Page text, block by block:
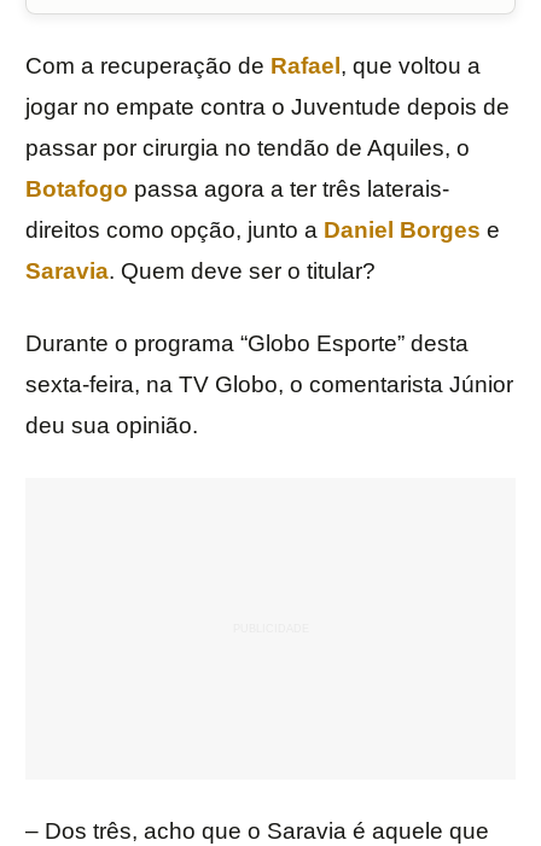
Com a recuperação de Rafael , que voltou a
jogar no empate contra o Juventude depois de
passar por cirurgia no tendão de Aquiles, o
Botafogo passa agora a ter três laterais-
direitos como opção, junto a Daniel Borges e
Saravia. Quem deve ser o titular?
Durante o programa “Globo Esporte” desta
sexta-feira, na TV Globo, o comentarista Júnior
deu sua opinião.
– Dos três, acho que o Saravia é aquele que